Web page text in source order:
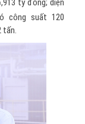
tỷ đồng; diện
công suất 120
tấn.